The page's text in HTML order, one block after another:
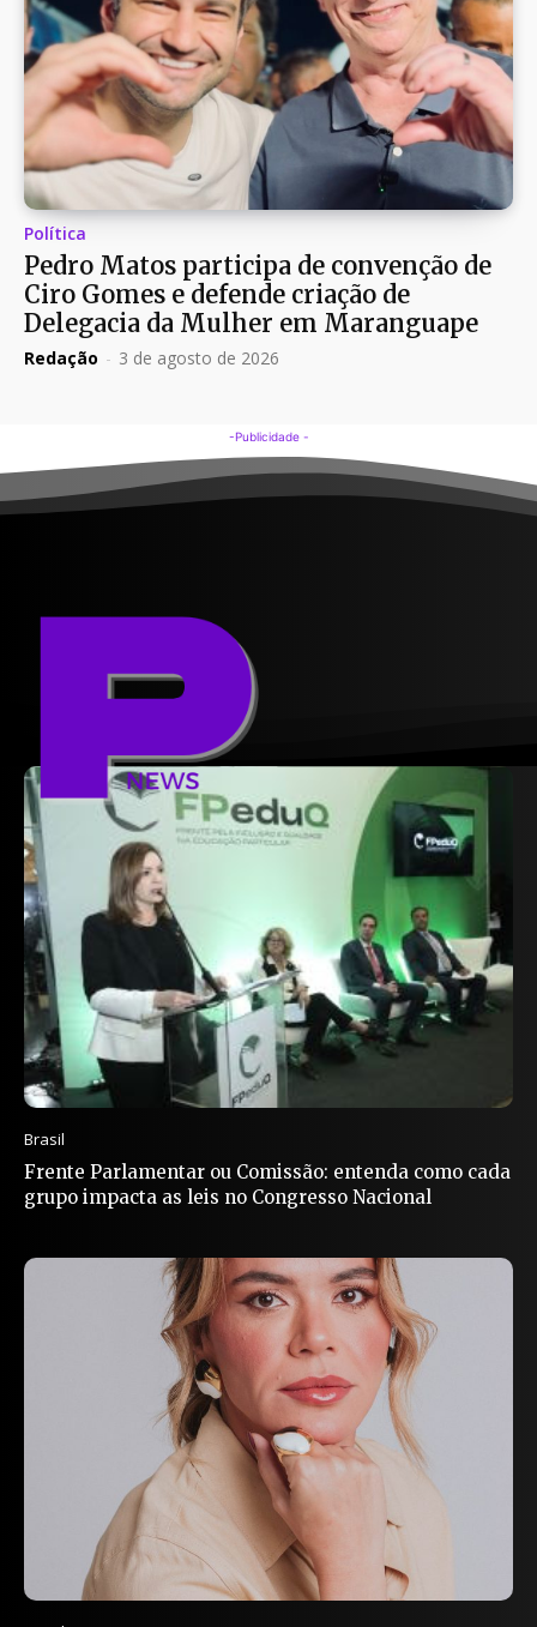
Política
Pedro Matos participa de convenção de
Ciro Gomes e defende criação de
Delegacia da Mulher em Maranguape
Redação - 3 de agosto de 2026
-Publicidade -
Brasil
Frente Parlamentar ou Comissão: entenda como cada
grupo impacta as leis no Congresso Nacional